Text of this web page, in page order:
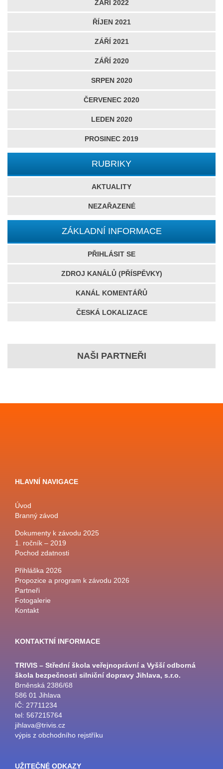
ZÁŘÍ 2022
ŘÍJEN 2021
ZÁŘÍ 2021
ZÁŘÍ 2020
SRPEN 2020
ČERVENEC 2020
LEDEN 2020
PROSINEC 2019
RUBRIKY
AKTUALITY
NEZAŘAZENÉ
ZÁKLADNÍ INFORMACE
PŘIHLÁSIT SE
ZDROJ KANÁLŮ (PŘÍSPĚVKY)
KANÁL KOMENTÁŘŮ
ČESKÁ LOKALIZACE
NAŠI PARTNEŘI
HLAVNÍ NAVIGACE
Úvod
Branný závod
Dokumenty k závodu 2025
1. ročník – 2019
Pochod zdatnosti
Přihláška 2026
Propozice a program k závodu 2026
Partneři
Fotogalerie
Kontakt
KONTAKTNÍ INFORMACE
TRIVIS – Střední škola veřejnoprávní a Vyšší odborná
škola bezpečnosti silniční dopravy Jihlava, s.r.o.
Brněnská 2386/68
586 01 Jihlava
IČ: 27711234
tel: 567215764
jihlava@trivis.cz
výpis z obchodního rejstříku
UŽITEČNÉ ODKAZY